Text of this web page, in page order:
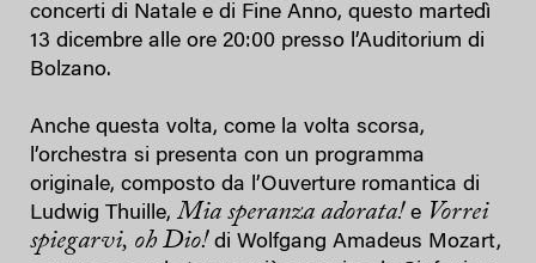
concerti di Natale e di Fine Anno, questo martedì
13 dicembre alle ore 20:00 presso l’Auditorium di
Bolzano.
Anche questa volta, come la volta scorsa,
l’orchestra si presenta con un programma
originale, composto da l’Ouverture romantica di
Ludwig Thuille, Mia speranza adorata! e Vorrei
spiegarvi, oh Dio! di Wolfgang Amadeus Mozart,